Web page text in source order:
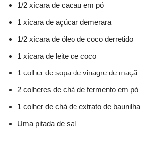
1/2 xícara de cacau em pó
1 xícara de açúcar demerara
1/2 xícara de óleo de coco derretido
1 xícara de leite de coco
1 colher de sopa de vinagre de maçã
2 colheres de chá de fermento em pó
1 colher de chá de extrato de baunilha
Uma pitada de sal